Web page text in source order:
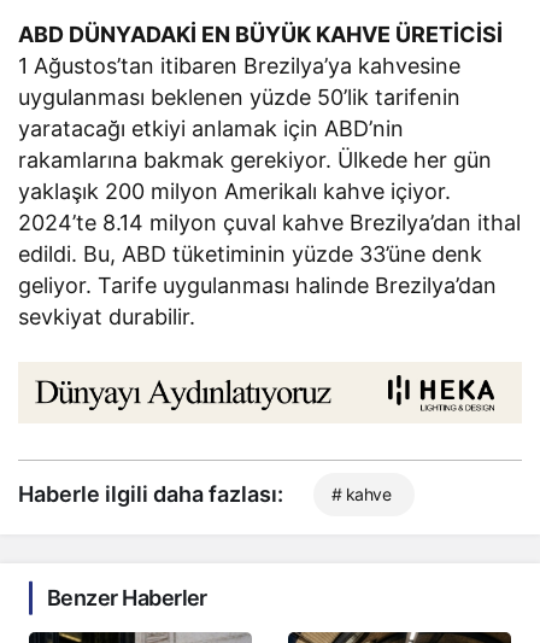
ABD DÜNYADAKİ EN BÜYÜK KAHVE ÜRETİCİSİ
1 Ağustos’tan itibaren Brezilya’ya kahvesine
uygulanması beklenen yüzde 50’lik tarifenin
yaratacağı etkiyi anlamak için ABD’nin
rakamlarına bakmak gerekiyor. Ülkede her gün
yaklaşık 200 milyon Amerikalı kahve içiyor.
2024’te 8.14 milyon çuval kahve Brezilya’dan ithal
edildi. Bu, ABD tüketiminin yüzde 33’üne denk
geliyor. Tarife uygulanması halinde Brezilya’dan
sevkiyat durabilir.
Haberle ilgili daha fazlası: # kahve
Benzer Haberler